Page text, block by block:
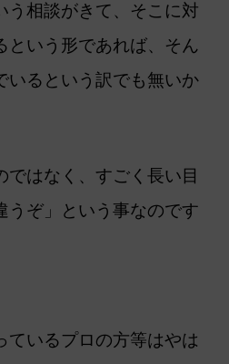
う相談がきて、そこに対
という形であれば、そん
いるという訳でも無いか
ではなく、すごく長い目
うぞ」という事なのです
ているプロの方等はやは